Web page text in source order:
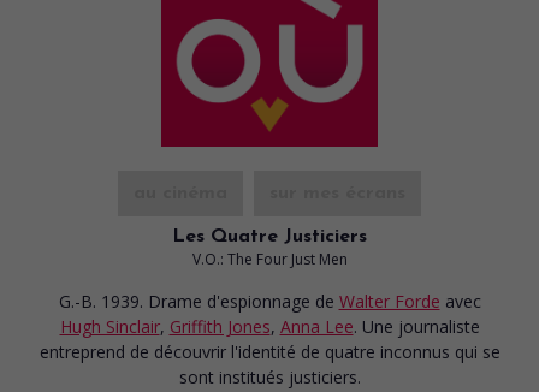
Les Quatre Justiciers
V.O.: The Four Just Men
G.-B. 1939. Drame d'espionnage de Walter Forde avec
Hugh Sinclair, Griffith Jones, Anna Lee. Une journaliste
entreprend de découvrir l'identité de quatre inconnus qui se
sont institués justiciers.